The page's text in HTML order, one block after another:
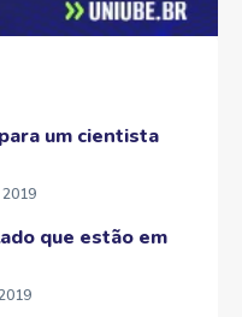
um cientista
2019
que estão em